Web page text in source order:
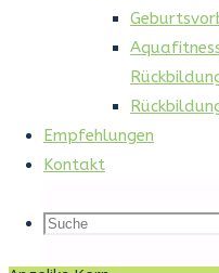
Empfehlungen
Kontakt
Suche
Suche
Nichts
Keine Suchergebnisse für:
nach:
Kontakt